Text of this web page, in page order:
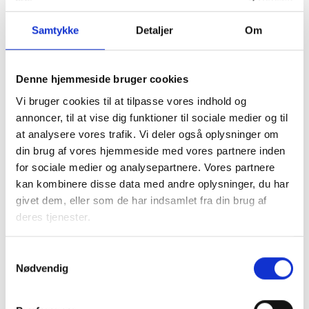
Samtykke Detaljer Om
Denne hjemmeside bruger cookies
Vi bruger cookies til at tilpasse vores indhold og
annoncer, til at vise dig funktioner til sociale medier og til
at analysere vores trafik. Vi deler også oplysninger om
din brug af vores hjemmeside med vores partnere inden
for sociale medier og analysepartnere. Vores partnere
kan kombinere disse data med andre oplysninger, du har
givet dem, eller som de har indsamlet fra din brug af
deres tjenester.
Nødvendig
I samarbejde med kommunen tager den almene sektor
socialt ansvar og løser en række opgaver, blandt andet
med boligsocial anvisning og aftaler om fleksibel udlejning
af de almene boliger.
Almene boliger drives uden profit, så ingen tjener på
huslejen. En del af beboernes husleje går til
Landsbyggefonden, som støtter fysiske og sociale
indsatser i almene boligområder. Dette sikrer, at by- og
Faktaark om almene boliger i